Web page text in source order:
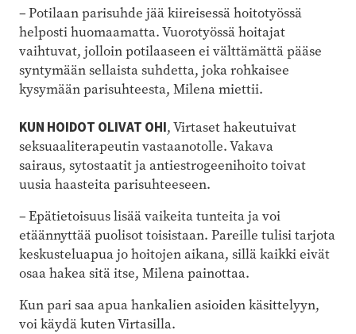
– Potilaan parisuhde jää kiireisessä hoitotyössä
helposti huomaamatta. Vuorotyössä hoitajat
vaihtuvat, jolloin potilaaseen ei välttämättä pääse
syntymään sellaista suhdetta, joka rohkaisee
kysymään parisuhteesta, Milena miettii.
KUN HOIDOT OLIVAT OHI, Virtaset hakeutuivat
seksuaaliterapeutin vastaanotolle. Vakava
sairaus, sytostaatit ja antiestrogeenihoito toivat
uusia haasteita parisuhteeseen.
– Epätietoisuus lisää vaikeita tunteita ja voi
etäännyttää puolisot toisistaan. Pareille tulisi tarjota
keskusteluapua jo hoitojen aikana, sillä kaikki eivät
osaa hakea sitä itse, Milena painottaa.
Kun pari saa apua hankalien asioiden käsittelyyn,
voi käydä kuten Virtasilla.